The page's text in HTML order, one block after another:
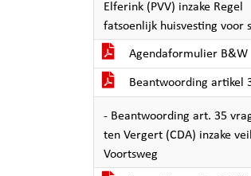
Elferink (PVV) inzake Regel
fatsoenlijk huisvesting voor
Agendaformulier B&W
Beantwoording artikel
- Beantwoording art. 35
ten Vergert (CDA) inzake
Voortsweg